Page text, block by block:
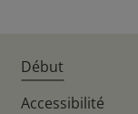
Début
Accessibilité